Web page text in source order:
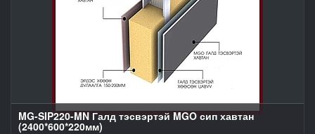
MG-SIP220-MN Галд тэсвэртэй MGO сип хавтан
(2400*600*220мм)